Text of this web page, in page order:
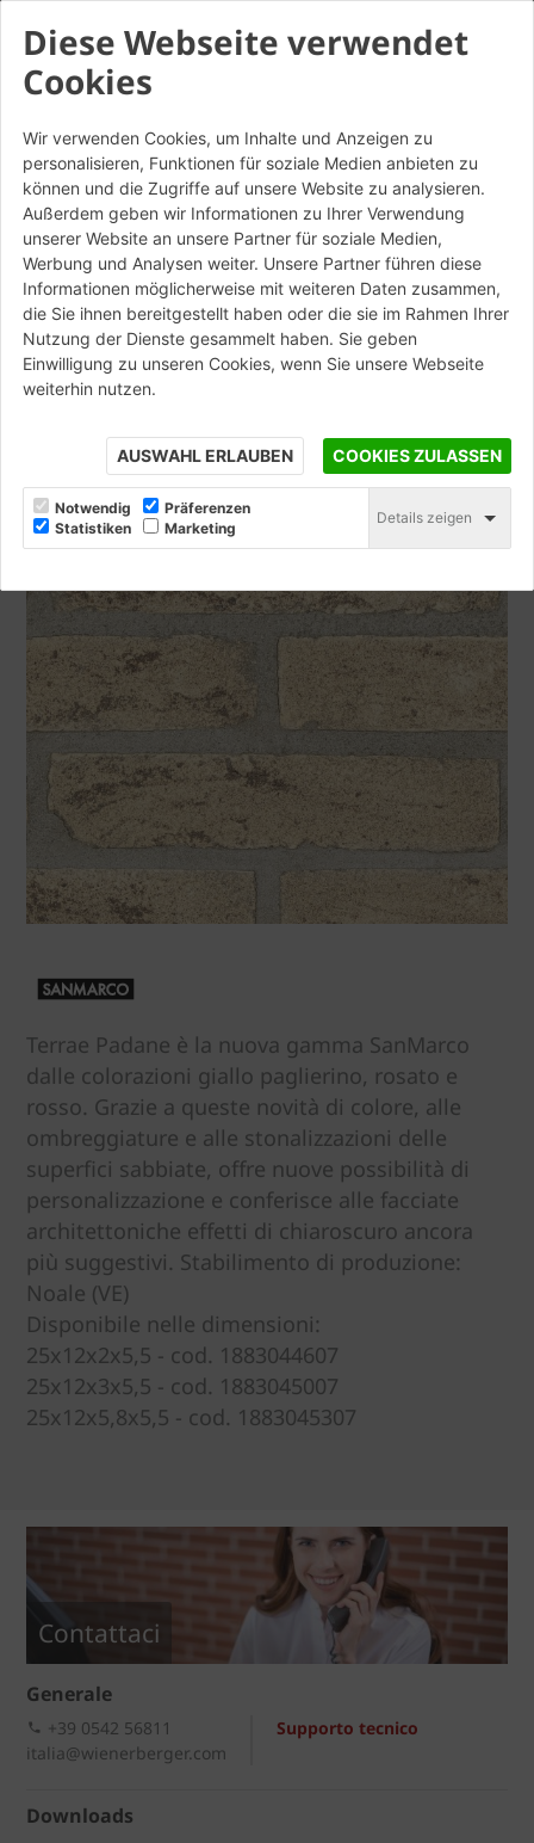
Diese Webseite verwendet
Cookies
Wir verwenden Cookies, um Inhalte und Anzeigen zu
personalisieren, Funktionen für soziale Medien anbieten zu
können und die Zugriffe auf unsere Website zu analysieren.
Außerdem geben wir Informationen zu Ihrer Verwendung
unserer Website an unsere Partner für soziale Medien,
Werbung und Analysen weiter. Unsere Partner führen diese
Informationen möglicherweise mit weiteren Daten zusammen,
die Sie ihnen bereitgestellt haben oder die sie im Rahmen Ihrer
Nutzung der Dienste gesammelt haben. Sie geben
Einwilligung zu unseren Cookies, wenn Sie unsere Webseite
weiterhin nutzen.
AUSWAHL ERLAUBEN COOKIES ZULASSEN
Notwendig
Präferenzen
Statistiken
Marketing
Details zeigen
Terrae Padane Giallo -
Listello angolare da
mattone
STAMPA
Terrae Padane è la nuova gamma SanMarco
dalle colorazioni giallo paglierino, rosato e
rosso. Grazie a queste novità di colore, alle
ombreggiature e alle stonalizzazioni delle
superfici sabbiate, offre nuove possibilità di
personalizzazione e conferisce alle facciate
architettoniche effetti di chiaroscuro ancora
più suggestivi. Stabilimento di produzione:
Noale (VE)
Disponibile nelle dimensioni:
25x12x2x5,5 - cod. 1883044607
25x12x3x5,5 - cod. 1883045007
25x12x5,8x5,5 - cod. 1883045307
Contattaci
Generale
Supporto tecnico
+39 0542 56811
italia@wienerberger.com
Downloads